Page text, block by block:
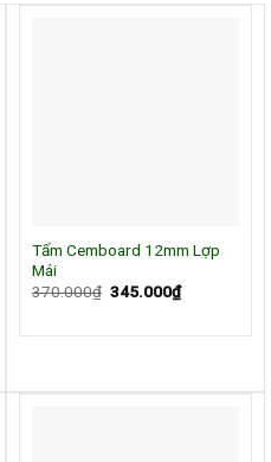
Tấm Cemboard 12mm Lợp
Mái
370.000₫ Giá
370.000₫.
345.000₫Giá
hiện
là: